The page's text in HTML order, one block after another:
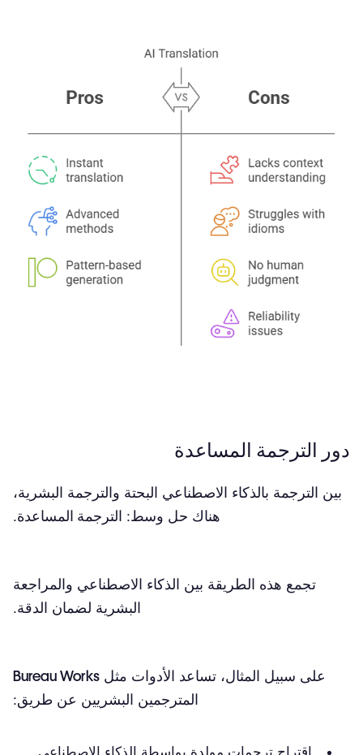
دور الترجمة المساعدة
بين الترجمة بالذكاء الاصطناعي البحتة والترجمة البشرية،
هناك حل وسط: الترجمة المساعدة.
تجمع هذه الطريقة بين الذكاء الاصطناعي والمراجعة
البشرية لضمان الدقة.
على سبيل المثال، تساعد الأدوات مثل Bureau Works
المترجمين البشريين عن طريق:
اقتراح ترجمات مولدة بواسطة الذكاء الاصطناعي